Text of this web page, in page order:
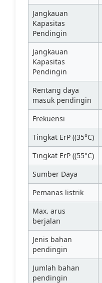
Jangkauan
Kapasitas
Pendingin
Jangkauan
Kapasitas
Pendingin
Rentang daya
masuk pendingin
Frekuensi
Tingkat ErP ((35°C)
Tingkat ErP ((55°C)
Sumber Daya
Pemanas listrik
Max. arus
berjalan
Jenis bahan
pendingin
Jumlah bahan
pendingin